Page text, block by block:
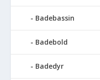
Badebassin
Badebold
Badedyr